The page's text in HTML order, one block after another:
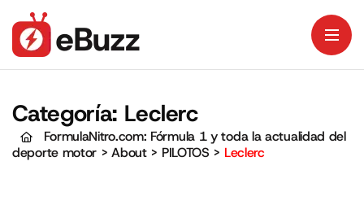
Categoría: Leclerc
FormulaNitro.com: Fórmula 1 y toda la actualidad del
deporte motor >About> PILOTOS > Leclerc